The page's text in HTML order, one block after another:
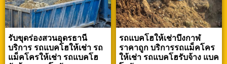
รับขุดร่องสวนอุดรธานี
บริการ รถแบคโฮให้เช่า รถ
แม็คโครให้เช่า รถแบคโฮ
รถแบคโฮให้เช่าบึงกาฬ
ราคาถูก บริการรถแม็คโคร
ให้เช่า รถแบคโฮรับจ้าง แบค